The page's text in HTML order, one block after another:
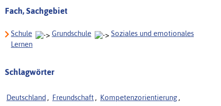
Fach, Sachgebiet
Schule Grundschule
Soziales und emotionales
Lernen
Schlagwörter
Deutschland , Freundschaft , Kompetenzorientierung ,